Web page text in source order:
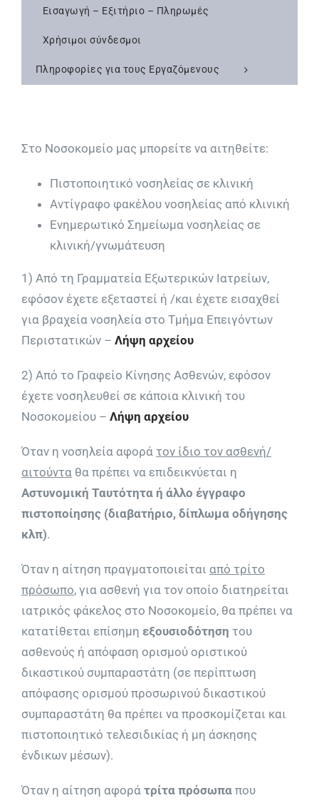
Εισαγωγή – Εξιτήριο – Πληρωμές
Χρήσιμοι σύνδεσμοι
Πληροφορίες για τους Εργαζόμενους
Στο Νοσοκομείο μας μπορείτε να αιτηθείτε:
Πιστοποιητικό νοσηλείας σε κλινική
Αντίγραφο φακέλου νοσηλείας από κλινική
Ενημερωτικό Σημείωμα νοσηλείας σε
κλινική/γνωμάτευση
1) Από τη Γραμματεία Εξωτερικών Ιατρείων,
εφόσον έχετε εξεταστεί ή /και έχετε εισαχθεί
για βραχεία νοσηλεία στο Τμήμα Επειγόντων
Περιστατικών – Λήψη αρχείου
2) Από το Γραφείο Κίνησης Ασθενών, εφόσον
έχετε νοσηλευθεί σε κάποια κλινική του
Νοσοκομείου – Λήψη αρχείου
Όταν η νοσηλεία αφορά τον ίδιο τον ασθενή/
αιτούνταθα πρέπει να επιδεικνύεται η
Αστυνομική Ταυτότητα ή άλλο έγγραφο
πιστοποίησης (διαβατήριο, δίπλωμα οδήγησης
κλπ).
Όταν η αίτηση πραγματοποιείται από τρίτο
πρόσωπο, για ασθενή για τον οποίο διατηρείται
ιατρικός φάκελος στο Νοσοκομείο, θα πρέπει να
κατατίθεται επίσημη εξουσιοδότηση του
ασθενούς ή απόφαση ορισμού οριστικού
δικαστικού συμπαραστάτη (σε περίπτωση
απόφασης ορισμού προσωρινού δικαστικού
συμπαραστάτη θα πρέπει να προσκομίζεται και
πιστοποιητικό τελεσιδικίας ή μη άσκησης
ένδικων μέσων).
Όταν η αίτηση αφοράτρίτα πρόσωπαπου